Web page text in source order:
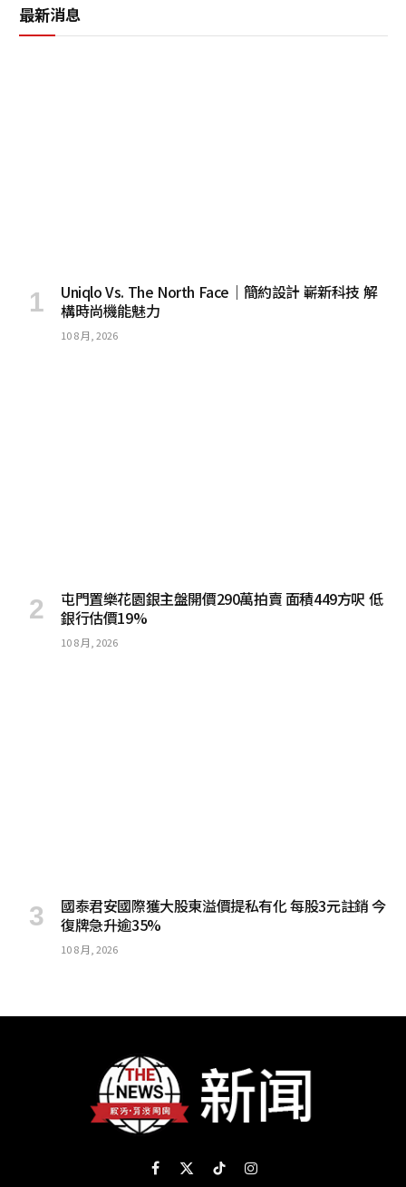
最新消息
Uniqlo Vs. The North Face｜簡約設計 嶄新科技 解
構時尚機能魅力
10 8 月, 2026
屯門置樂花園銀主盤開價290萬拍賣 面積449方呎 低
銀行估價19%
10 8 月, 2026
國泰君安國際獲大股東溢價提私有化 每股3元註銷 今
復牌急升逾35%
10 8 月, 2026
Facebook
X
TikTokInstagram